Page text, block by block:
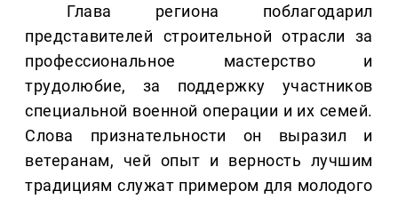
Глава региона поблагодарил
представителей строительной отрасли за
профессиональное мастерство и
трудолюбие, за поддержку участников
специальной военной операции и их семей.
Слова признательности он выразил и
ветеранам, чей опыт и верность лучшим
традициям служат примером для молодого